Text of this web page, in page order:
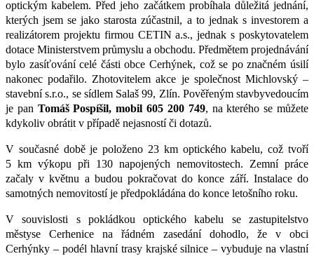
optickým kabelem. Před jeho začátkem probíhala důležitá jednání,
kterých jsem se jako starosta zúčastnil, a to jednak s investorem a
realizátorem projektu firmou CETIN a.s., jednak s poskytovatelem
dotace Ministerstvem průmyslu a obchodu. Předmětem projednávání
bylo zasíťování celé části obce Cerhýnek, což se po značném úsilí
nakonec podařilo. Zhotovitelem akce je společnost Michlovský –
stavební s.r.o., se sídlem Salaš 99, Zlín. Pověřeným stavbyvedoucím
je pan Tomáš Pospíšil, mobil 605 200 749, na kterého se můžete
kdykoliv obrátit v případě nejasností či dotazů.
V současné době je položeno 23 km optického kabelu, což tvoří
5 km výkopu při 130 napojených nemovitostech. Zemní práce
začaly v květnu a budou pokračovat do konce září. Instalace do
samotných nemovitostí je předpokládána do konce letošního roku.
V souvislosti s pokládkou optického kabelu se zastupitelstvo
městyse Cerhenice na řádném zasedání dohodlo, že v obci
Cerhýnky – podél hlavní trasy krajské silnice – vybuduje na vlastní